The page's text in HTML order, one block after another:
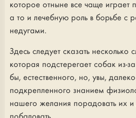
которое отныне все чаще играет
а то и лечебную роль в борьбе с
недугами.
Здесь следует сказать несколько
которая подстерегает собак из-
бы, естественного, но, увы,
подкрепленного знанием
нашего желания порадовать их